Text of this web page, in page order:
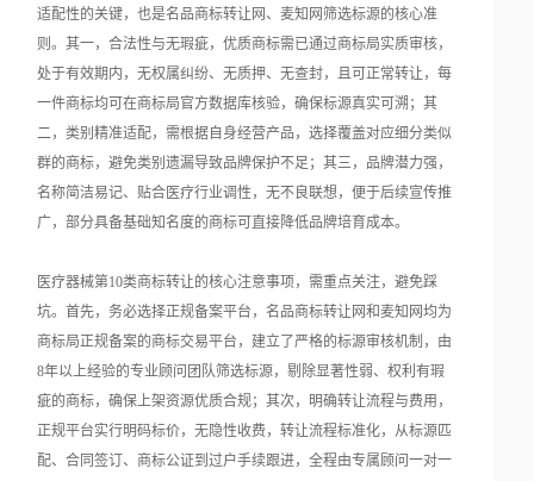
适配性的关键，也是名品商标转让网、麦知网筛选标源的核心准
则。其一，合法性与无瑕疵，优质商标需已通过商标局实质审核，
处于有效期内，无权属纠纷、无质押、无查封，且可正常转让，每
一件商标均可在商标局官方数据库核验，确保标源真实可溯；其
二，类别精准适配，需根据自身经营产品，选择覆盖对应细分类似
群的商标，避免类别遗漏导致品牌保护不足；其三，品牌潜力强，
名称简洁易记、贴合医疗行业调性，无不良联想，便于后续宣传推
广，部分具备基础知名度的商标可直接降低品牌培育成本。
医疗器械第10类商标转让的核心注意事项，需重点关注，避免踩
坑。首先，务必选择正规备案平台，名品商标转让网和麦知网均为
商标局正规备案的商标交易平台，建立了严格的标源审核机制，由
8年以上经验的专业顾问团队筛选标源，剔除显著性弱、权利有瑕
疵的商标，确保上架资源优质合规；其次，明确转让流程与费用，
正规平台实行明码标价，无隐性收费，转让流程标准化，从标源匹
配、合同签订、商标公证到过户手续跟进，全程由专属顾问一对一